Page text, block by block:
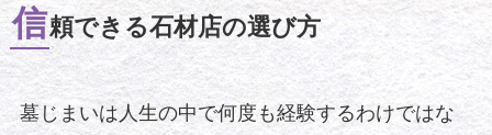
信頼できる石材店の選び方
墓じまいは人生の中で何度も経験するわけではな